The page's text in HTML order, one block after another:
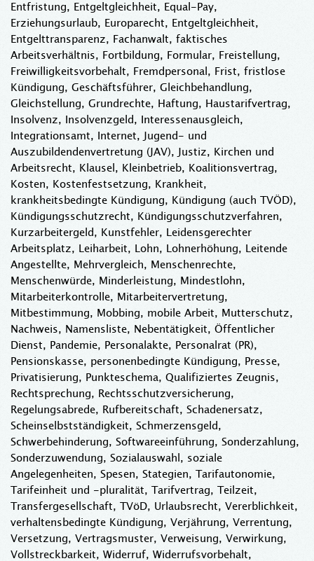
Entfristung, Entgeltgleichheit, Equal-Pay,
Erziehungsurlaub, Europarecht, Entgeltgleichheit,
Entgelttransparenz, Fachanwalt, faktisches
Arbeitsverhältnis, Fortbildung, Formular, Freistellung,
Freiwilligkeitsvorbehalt, Fremdpersonal, Frist, fristlose
Kündigung, Geschäftsführer, Gleichbehandlung,
Gleichstellung, Grundrechte, Haftung, Haustarifvertrag,
Insolvenz, Insolvenzgeld, Interessenausgleich,
Integrationsamt, Internet, Jugend- und
Auszubildendenvertretung (JAV), Justiz, Kirchen und
Arbeitsrecht, Klausel, Kleinbetrieb, Koalitionsvertrag,
Kosten, Kostenfestsetzung, Krankheit,
krankheitsbedingte Kündigung, Kündigung (auch TVÖD),
Kündigungsschutzrecht, Kündigungsschutzverfahren,
Kurzarbeitergeld, Kunstfehler, Leidensgerechter
Arbeitsplatz, Leiharbeit, Lohn, Lohnerhöhung, Leitende
Angestellte, Mehrvergleich, Menschenrechte,
Menschenwürde, Minderleistung, Mindestlohn,
Mitarbeiterkontrolle, Mitarbeitervertretung,
Mitbestimmung, Mobbing, mobile Arbeit, Mutterschutz,
Nachweis, Namensliste, Nebentätigkeit, Öffentlicher
Dienst, Pandemie, Personalakte, Personalrat (PR),
Pensionskasse, personenbedingte Kündigung, Presse,
Privatisierung, Punkteschema, Qualifiziertes Zeugnis,
Rechtsprechung, Rechtsschutzversicherung,
Regelungsabrede, Rufbereitschaft, Schadenersatz,
Scheinselbstständigkeit, Schmerzensgeld,
Schwerbehinderung, Softwareeinführung, Sonderzahlung,
Sonderzuwendung, Sozialauswahl, soziale
Angelegenheiten, Spesen, Stategien, Tarifautonomie,
Tarifeinheit und -pluralität, Tarifvertrag, Teilzeit,
Transfergesellschaft, TVöD, Urlaubsrecht, Vererblichkeit,
verhaltensbedingte Kündigung, Verjährung, Verrentung,
Versetzung, Vertragsmuster, Verweisung, Verwirkung,
Vollstreckbarkeit, Widerruf, Widerrufsvorbehalt,